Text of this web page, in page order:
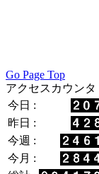
Go Page Top
アクセスカウンタ
今日 :
昨日 :
今週 :
今月 :